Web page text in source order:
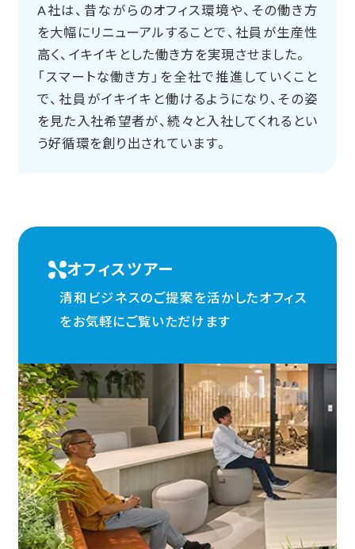
A社は、昔ながらのオフィス環境や、その働き方
を大幅にリニューアルすることで、社員が生産性
高く、イキイキとした働き方を実現させました。
「スマートな働き方」を全社で推進していくこと
で、社員がイキイキと働けるようになり、その姿
を見た入社希望者が、続々と入社してくれるとい
う好循環を創り出されています。
オフィスツアー
清和ビジネスのご提案を活かしたオフィス
をお気軽にご覧いただけます